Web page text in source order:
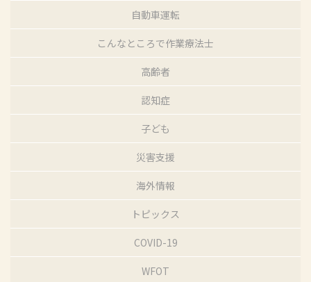
自動車運転
こんなところで作業療法士
高齢者
認知症
子ども
災害支援
海外情報
トピックス
COVID-19
WFOT